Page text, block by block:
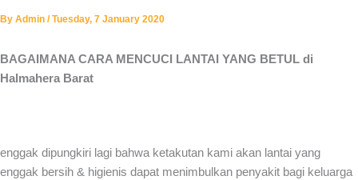
By Admin /Tuesday, 7 January 2020
BAGAIMANA CARA MENCUCI LANTAI YANG BETUL di
Halmahera Barat
enggak dipungkiri lagi bahwa ketakutan kami akan lantai yang
enggak bersih & higienis dapat menimbulkan penyakit bagi keluarga